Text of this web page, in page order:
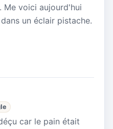
Me voici aujourd'hui
un éclair pistache.
car le pain était